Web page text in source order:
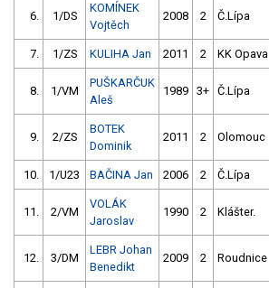
6. 1/DS
KOMÍNEK
Vojtěch
2008 2 Č.Lípa
7. 1/ZS KULIHA Jan 2011 2 KK Opava
8. 1/VM
PUŠKARČUK
Aleš
1989 3+ Č.Lípa
9. 2/ZS
BOTEK
Dominik
2011 2 Olomouc
10. 1/U23 BAČINA Jan 2006 2 Č.Lípa
11. 2/VM
VOLÁK
Jaroslav
1990 2 Klášter.
12. 3/DM
LEBR Johan
Benedikt
2009 2 Roudnice